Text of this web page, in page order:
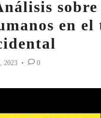
en
2023 • 0